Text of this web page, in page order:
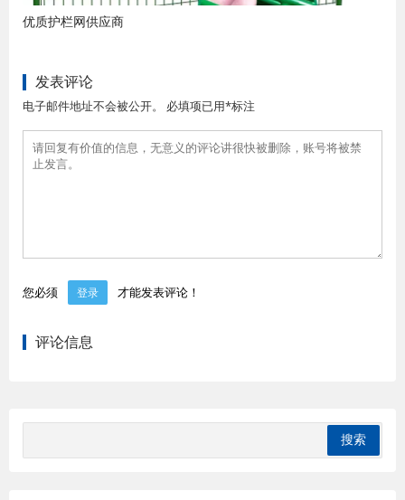
优质护栏网供应商
发表评论
电子邮件地址不会被公开。 必填项已用*标注
您必须 登录 才能发表评论！
评论信息